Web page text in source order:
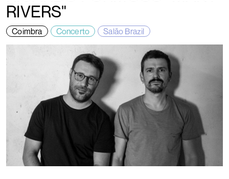
RIVERS"
Coimbra Concerto Salão Brazil